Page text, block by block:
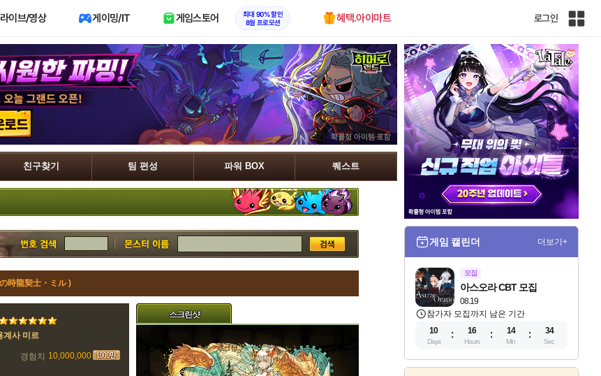
라이브/영상 게이밍/IT 게임스토어
최대 90% 할인
8월 프로모션
혜택.아이마트 로그인
인
체
사
트
맵
친구찾기 팀 편성 파워 BOX 퀘스트
時龍契士・ミル )
계사 미르
경험치
10,000,000
스크린샷
게임 캘린더 더보기+
모집
08.19
아스오라 CBT 모집
참가자 모집까지 남은 기간
10
Days
16
Hours
14
Min
33
Sec